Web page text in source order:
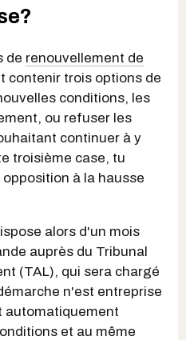
de renouvellement de
contenir trois options de
conditions, les
ou refuser les
continuer à y
troisième case, tu
à la hausse
alors d'un mois
auprès du Tribunal
(TAL), qui sera chargé
n'est entreprise
automatiquement
et au même